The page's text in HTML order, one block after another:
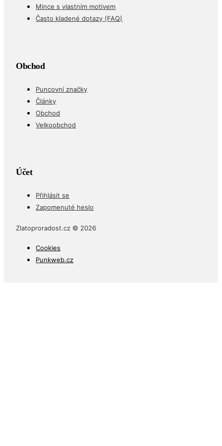
Mince s vlastním motivem
Často kladené dotazy (FAQ)
Obchod
Puncovní značky
Články
Obchod
Velkoobchod
Účet
Přihlásit se
Zapomenuté heslo
Zlatoproradost.cz © 2026
Cookies
Punkweb.cz